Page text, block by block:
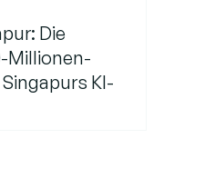
Die
Millionen-
KI-